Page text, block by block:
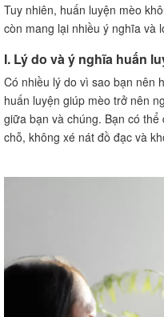
Tuy nhiên, huấn luyện mèo
còn mang lại nhiều ý nghĩa và
I. Lý do và ý nghĩa huấn
Có nhiều lý do vì sao bạn nên
huấn luyện giúp mèo trở nên
giữa bạn và chúng. Bạn có
chỗ, không xé nát đồ đạc và